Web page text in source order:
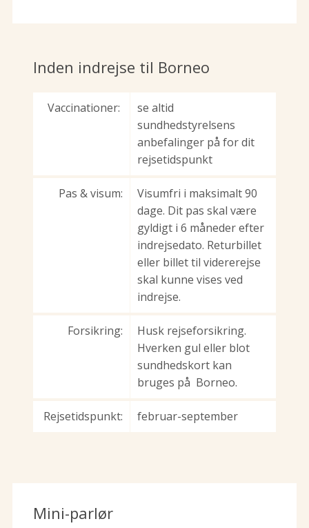
Inden indrejse til Borneo
Vaccinationer:
se altid
sundhedstyrelsens
anbefalinger på for dit
rejsetidspunkt
Pas & visum:
Visumfri i maksimalt 90
dage. Dit pas skal være
gyldigt i 6 måneder efter
indrejsedato. Returbillet
eller billet til vidererejse
skal kunne vises ved
indrejse.
Forsikring:
Husk rejseforsikring.
Hverken gul eller blot
sundhedskort kan
bruges på Borneo.
Rejsetidspunkt: februar-september
Mini-parlør